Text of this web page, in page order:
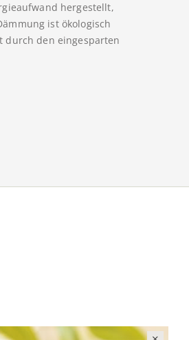
hergestellt,
ist ökologisch
durch den eingesparten